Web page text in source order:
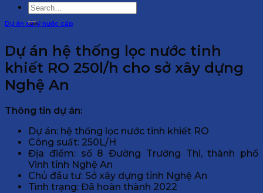
Search
for:
Dự án xử lý nước cấp
Dự án hệ thống lọc nước tinh
khiết RO 250l/h cho sở xây dựng
Nghệ An
Thông tin dự án:
Dự án: hệ thống lọc nước tinh khiết RO
Công suất: 250L/H
Địa điểm: số 8 Đường Trường Thi, thành phố
Vinh tỉnh Nghệ An
Chủ đầu tư: Sở xây dựng tỉnh Nghệ An
Tình trạng: Đã hoàn thành 2022